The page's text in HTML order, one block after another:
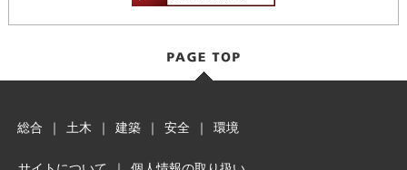
総合 ｜ 土木 ｜ 建築 ｜ 安全 ｜ 環境